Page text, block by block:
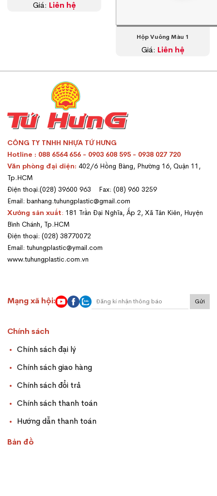
Giá: Liên hệ
Hộp Vuông Màu 1
Giá: Liên hệ
CÔNG TY TNHH NHỰA TỨ HƯNG
Hotline : 088 6564 656 - 0903 608 595 - 0938 027 720
Văn phòng đại diện: 402/6 Hồng Bàng, Phường 16, Quận 11,
Tp.HCM
Điện thoại:(028) 39600 963 Fax: (08) 960 3259
Email: banhang.tuhungplastic@gmail.com
Xưởng sản xuất: 181 Trần Đại Nghĩa, Ấp 2, Xã Tân Kiên, Huyện
Bình Chánh, Tp.HCM
Điện thoại: (028) 38770072
Email: tuhungplastic@ymail.com
www.tuhungplastic.com.vn
Mạng xã hội: Gửi
Chính sách
Chính sách đại lý
Chính sách giao hàng
Chính sách đổi trả
Chính sách thanh toán
Hướng dẫn thanh toán
Bản đồ